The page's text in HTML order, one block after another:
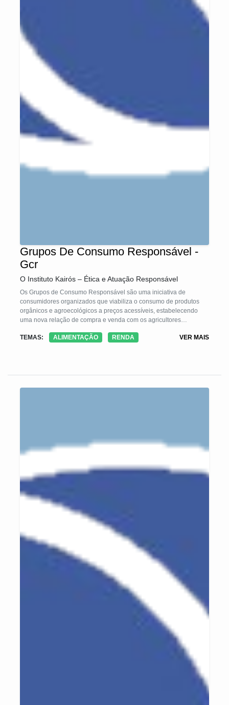
Grupos De Consumo Responsável -
Gcr
O Instituto Kairós – Ética e Atuação Responsável
Os Grupos de Consumo Responsável são uma iniciativa de
consumidores organizados que viabiliza o consumo de produtos
orgânicos e agroecológicos a preços acessíveis, estabelecendo
uma nova relação de compra e venda com os agricultores
dois atores, fortalecendo os circuitos curtos de comercialização.
formas de valorizar e fortalecer a produção familiar orgânica e
TEMAS: ALIMENTAÇÃO RENDA VER MAIS